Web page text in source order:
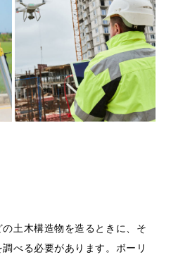
土木構造物を造るときに、そ
べる必要があります。ボーリ